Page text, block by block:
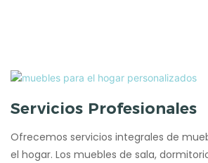
Servicios Profesionales
Ofrecemos servicios integrales de
el hogar. Los muebles de sala,